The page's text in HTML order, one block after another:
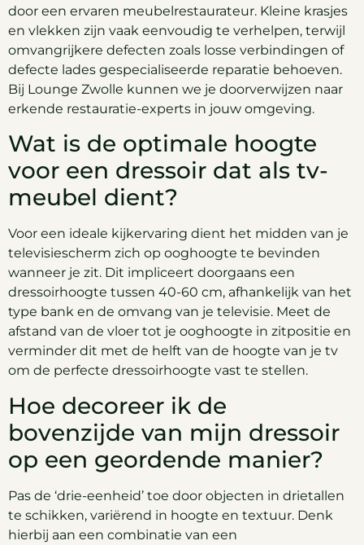
door een ervaren meubelrestaurateur. Kleine krasjes
en vlekken zijn vaak eenvoudig te verhelpen, terwijl
omvangrijkere defecten zoals losse verbindingen of
defecte lades gespecialiseerde reparatie behoeven.
Bij Lounge Zwolle kunnen we je doorverwijzen naar
erkende restauratie-experts in jouw omgeving.
Wat is de optimale hoogte
voor een dressoir dat als tv-
meubel dient?
Voor een ideale kijkervaring dient het midden van je
televisiescherm zich op ooghoogte te bevinden
wanneer je zit. Dit impliceert doorgaans een
dressoirhoogte tussen 40-60 cm, afhankelijk van het
type bank en de omvang van je televisie. Meet de
afstand van de vloer tot je ooghoogte in zitpositie en
verminder dit met de helft van de hoogte van je tv
om de perfecte dressoirhoogte vast te stellen.
Hoe decoreer ik de
bovenzijde van mijn dressoir
op een geordende manier?
Pas de ‘drie-eenheid’ toe door objecten in drietallen
te schikken, variërend in hoogte en textuur. Denk
hierbij aan een combinatie van een